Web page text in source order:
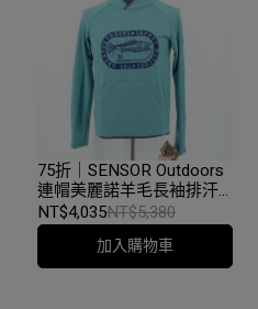
75折｜SENSOR Outdoors
連帽美麗諾羊毛長袖排汗
連帽上衣 23200057-MINT
BLUE
NT$4,035NT$5,380
加入購物車